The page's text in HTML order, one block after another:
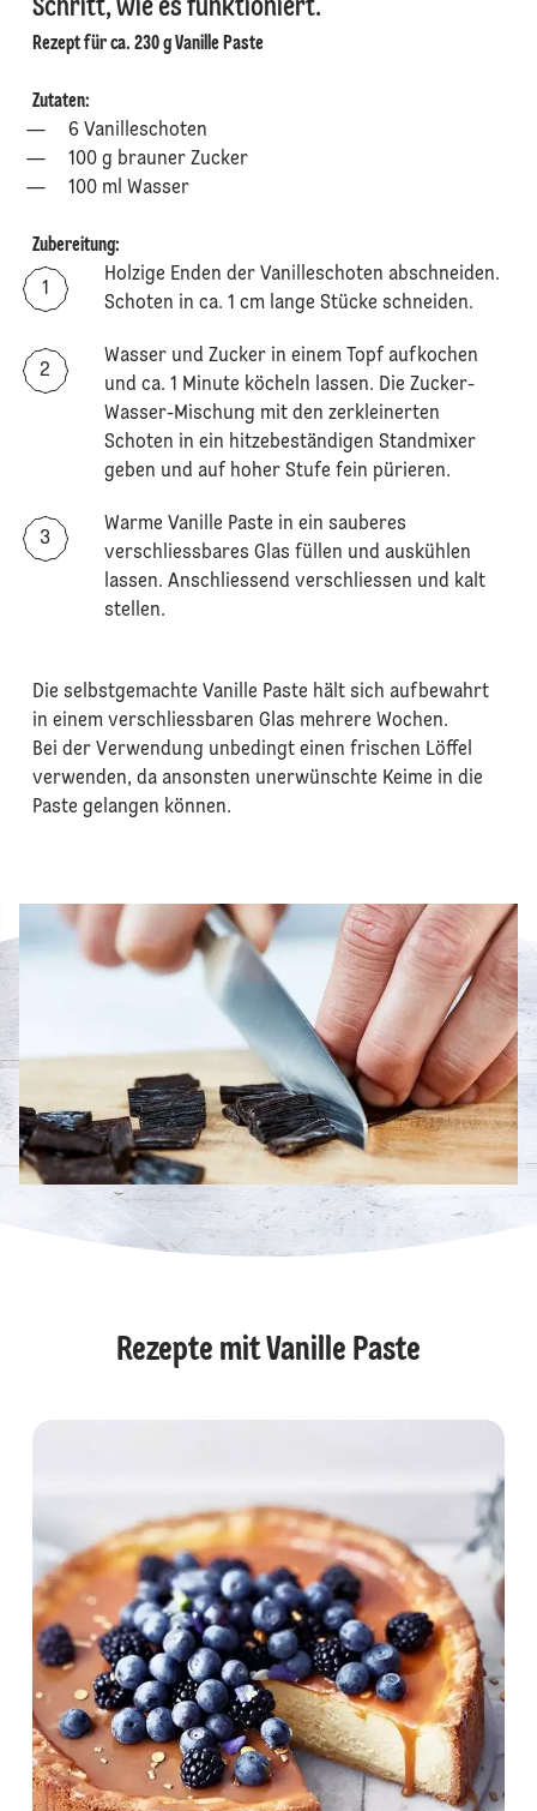
Schritt, wie es funktioniert.
Rezept für ca. 230 g Vanille Paste
Zutaten:
6 Vanilleschoten
100 g brauner Zucker
100 ml Wasser
Zubereitung:
Holzige Enden der Vanilleschoten abschneiden.
Schoten in ca. 1 cm lange Stücke schneiden.
Wasser und Zucker in einem Topf aufkochen
und ca. 1 Minute köcheln lassen. Die Zucker-
Wasser-Mischung mit den zerkleinerten
Schoten in ein hitzebeständigen Standmixer
geben und auf hoher Stufe fein pürieren.
Warme Vanille Paste in ein sauberes
verschliessbares Glas füllen und auskühlen
lassen. Anschliessend verschliessen und kalt
stellen.
Die selbstgemachte Vanille Paste hält sich aufbewahrt
in einem verschliessbaren Glas mehrere Wochen.
Bei der Verwendung unbedingt einen frischen Löffel
verwenden, da ansonsten unerwünschte Keime in die
Paste gelangen können.
Rezepte mit Vanille Paste